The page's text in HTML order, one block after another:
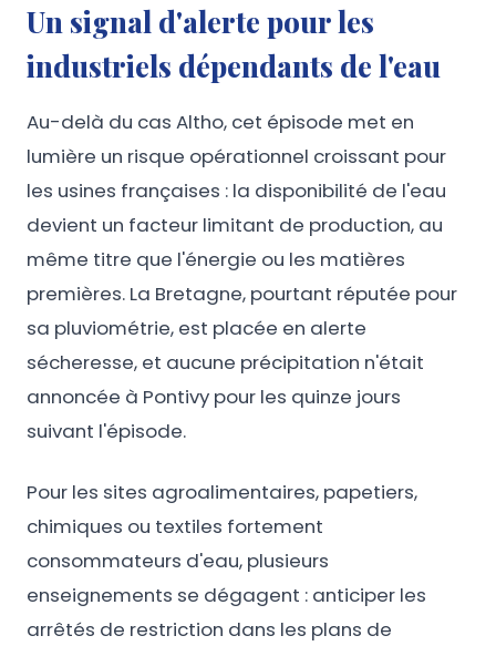
Un signal d'alerte pour les
industriels dépendants de l'eau
Au-delà du cas Altho, cet épisode met en
lumière un risque opérationnel croissant pour
les usines françaises : la disponibilité de l'eau
devient un facteur limitant de production, au
même titre que l'énergie ou les matières
premières. La Bretagne, pourtant réputée pour
sa pluviométrie, est placée en alerte
sécheresse, et aucune précipitation n'était
annoncée à Pontivy pour les quinze jours
suivant l'épisode.
Pour les sites agroalimentaires, papetiers,
chimiques ou textiles fortement
consommateurs d'eau, plusieurs
enseignements se dégagent : anticiper les
arrêtés de restriction dans les plans de